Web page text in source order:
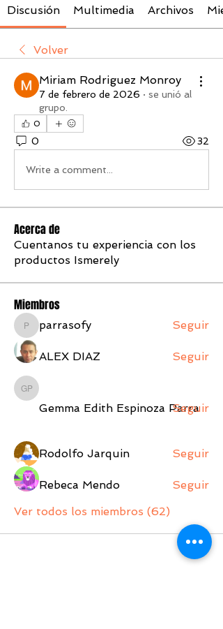
Discusión Multimedia Archivos
Volver
Miriam Rodriguez Monroy
7 de febrero de 2026 · se unió al
grupo.
0
0 32
Write a comment...
Acerca de
Cuentanos tu experiencia con los
productos Ismerely
Miembros
parrasofy
parrasofy Seguir
ALEX DIAZ Seguir
Gemma Edith Espinoza Parra
Gemma Edith Espinoza Parra
Seguir
Rodolfo Jarquin Seguir
Rebeca Mendo
Seguir
Ver todos los miembros (62)